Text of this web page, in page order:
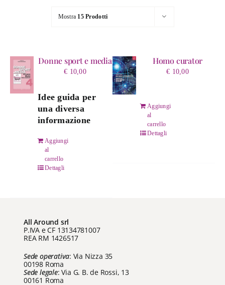
Le CollaneMostra 15 Prodotti
Donne sport e media
€ 10,00
Idee guida per
una diversa
informazione
Aggiungi
al
carrello
Dettagli
Homo curator
€ 10,00
Aggiungi
al
carrello
Dettagli
All Around srl
P.IVA e CF 13134781007
REA RM 1426517
Sede operativa: Via Nizza 35
00198 Roma
Sede legale: Via G. B. de Rossi, 13
00161 Roma